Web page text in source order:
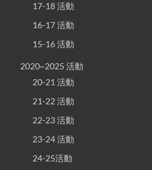
17-18 活動
16-17 活動
15-16 活動
2020~2025 活動
20-21 活動
21-22 活動
22-23 活動
23-24 活動
24-25活動